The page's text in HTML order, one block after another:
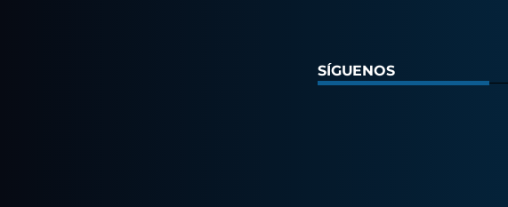
SÍGUENOS